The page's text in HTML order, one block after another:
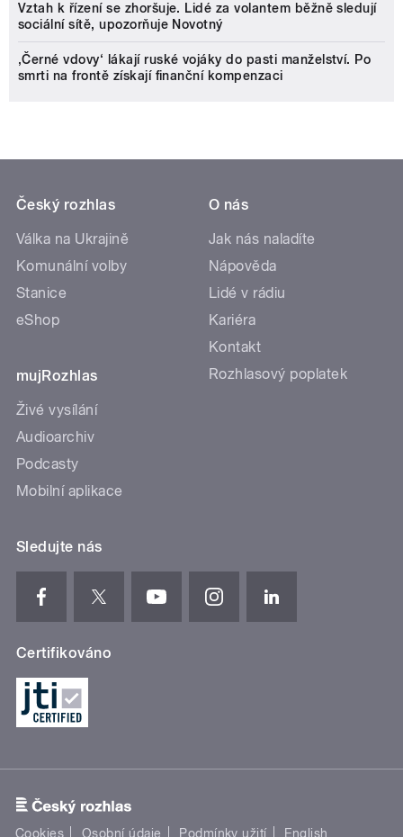
Vztah k řízení se zhoršuje. Lidé za volantem běžně sledují
sociální sítě, upozorňuje Novotný
‚Černé vdovy‘ lákají ruské vojáky do pasti manželství. Po
smrti na frontě získají finanční kompenzaci
Český rozhlas
Válka na Ukrajině
Komunální volby
Stanice
eShop
mujRozhlas
Živé vysílání
Audioarchiv
Podcasty
Mobilní aplikace
O nás
Jak nás naladíte
Nápověda
Lidé v rádiu
Kariéra
Kontakt
Rozhlasový poplatek
Sledujte nás
Certifikováno
Cookies Osobní údaje Podmínky užití English